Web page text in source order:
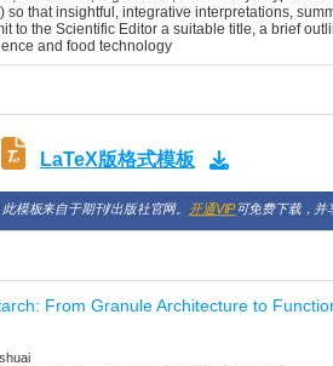
that insightful, integrative interpretations,
the Scientific Editor a suitable title, a brief
and food technology
LaTeX版格式模板
此模板来自于期刊/出版社官网。 开通VIP可免费下载，并
From Granule Architecture to